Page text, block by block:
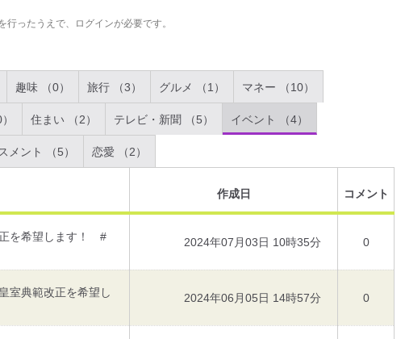
ったうえで、ログインが必要です。
趣味 （0） 旅行 （3） グルメ （1） マネー （10）
住まい （2） テレビ・新聞 （5） イベント （4）
メント （5） 恋愛 （2）
作成日 コメント
正を希望します！ #
2024年07月03日 10時35分 0
室典範改正を希望し
2024年06月05日 14時57分 0